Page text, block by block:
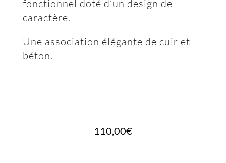
fonctionnel doté d’un design de
caractère.
Une association élégante de cuir et
béton.
110,00€